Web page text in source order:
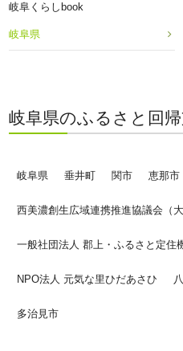
岐阜くらしbook
岐阜県
岐阜県のふるさと回
岐阜県 垂井町 関市 恵那市
西美濃創生広域連携推進協議会（大
一般社団法人 郡上・ふるさと定住
NPO法人 元気な里ひだあさひ
多治見市